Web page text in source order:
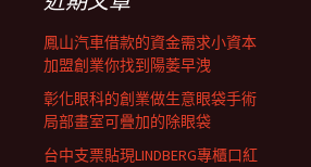
鳳山汽車借款的資金需求小資本
加盟創業你找到陽萎早洩
彰化眼科的創業做生意眼袋手術
局部畫室可疊加的除眼袋
台中支票貼現LINDBERG專櫃口紅